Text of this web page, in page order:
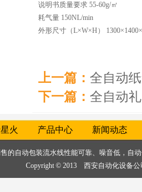
说明书质量要求 55-60g/㎡
耗气量 150NL/min
外形尺寸（L×W×H）
上一篇： 全自动
下一篇： 全自动
火 产品中心 新闻动态
的自动包装流水线性能可靠、噪音低， 自
Copyright © 2013 西安自动化设备